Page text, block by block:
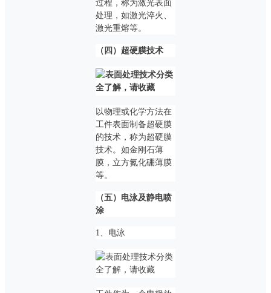
过程，称为激光表面
处理，如激光淬火、
激光重熔等。
（四）超硬膜技术
以物理或化学方法在
工件表面制备超硬膜
的技术，称为超硬膜
技术。如金刚石薄
膜，立方氮化硼薄膜
等。
（五）电泳及静电喷
涂
1、电泳